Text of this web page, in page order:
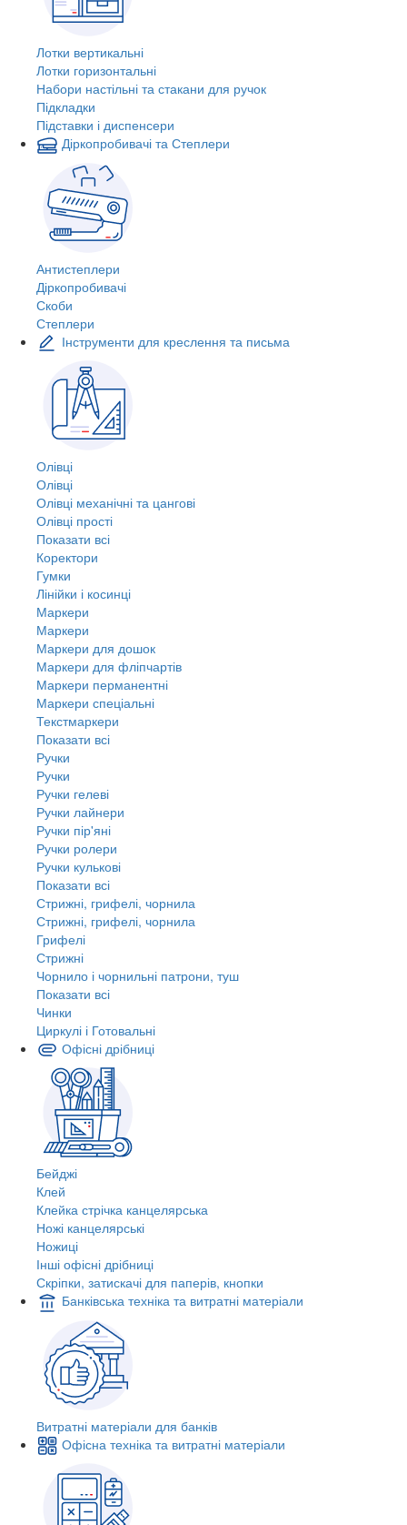
Лотки вертикальні
Лотки горизонтальні
Набори настільні та стакани для ручок
Підкладки
Підставки і диспенсери
Діркопробивачі та Степлери
Антистеплери
Діркопробивачі
Скоби
Степлери
Інструменти для креслення та письма
Олівці
Олівці
Олівці механічні та цангові
Олівці прості
Показати всі
Коректори
Гумки
Лінійки і косинці
Маркери
Маркери
Маркери для дошок
Маркери для фліпчартів
Маркери перманентні
Маркери спеціальні
Текстмаркери
Показати всі
Ручки
Ручки
Ручки гелеві
Ручки лайнери
Ручки пір'яні
Ручки ролери
Ручки кулькові
Показати всі
Стрижні, грифелі, чорнила
Стрижні, грифелі, чорнила
Грифелі
Стрижні
Чорнило і чорнильні патрони, туш
Показати всі
Чинки
Циркулі і Готовальні
Офісні дрібниці
Бейджі
Клей
Клейка стрічка канцелярська
Ножі канцелярські
Ножиці
Інші офісні дрібниці
Скріпки, затискачі для паперів, кнопки
Банківська техніка та витратні матеріали
Витратні матеріали для банків
Офісна техніка та витратні матеріали